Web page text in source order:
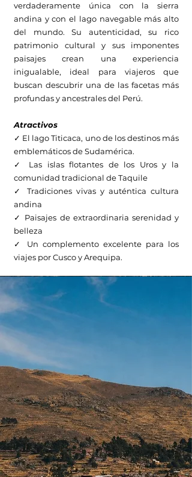
verdaderamente única con la sierra
andina y con el lago navegable más alto
del mundo. Su autenticidad, su rico
patrimonio cultural y sus imponentes
paisajes crean una experiencia
inigualable, ideal para viajeros que
buscan descubrir una de las facetas más
profundas y ancestrales del Perú.
Atractivos
✓ El lago Titicaca, uno de los destinos más
emblemáticos de Sudamérica.
✓ Las islas flotantes de los Uros y la
comunidad tradicional de Taquile
✓ Tradiciones vivas y auténtica cultura
andina
✓ Paisajes de extraordinaria serenidad y
belleza
✓ Un complemento excelente para los
viajes por Cusco y Arequipa.